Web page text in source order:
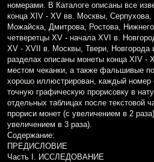
номерами. В Каталоге описаны все
конца XIV - XV вв. Москвы, Серпухова,
Можайска, Дмитрова, Ростова,
четверетцы XV - начала XVI в.
XV - XVII в. Москвы, Твери, Новгорода
разделах описаны монеты конца XIV -
местом чеканки, а также фальшивые
хорошо иллюстрирован, каждый номер
точную графическую прорисовку в
отдельных таблицах после текстовой
прориси монет (с увеличением в 2
увеличением в 3 раза).
Содержание:
ПРЕДИСЛОВИЕ
Часть I. ИССЛЕДОВАНИЕ